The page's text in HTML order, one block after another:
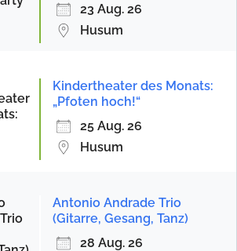
23 Aug. 26
Husum
Kindertheater des Monats:
„Pfoten hoch!“
25 Aug. 26
Husum
Antonio Andrade Trio
(Gitarre, Gesang, Tanz)
28 Aug. 26